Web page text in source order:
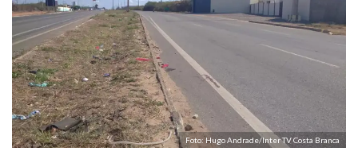
Foto: Hugo Andrade/Inter TV Costa Branca